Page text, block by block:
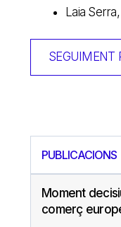
Laia
SEGUIMENT
PUBLICACIONS
Moment
comerç